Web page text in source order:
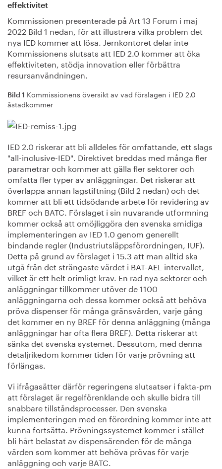
effektivitet
Kommissionen presenterade på Art 13 Forum i maj
2022 Bild 1 nedan, för att illustrera vilka problem det
nya IED kommer att lösa. Jernkontoret delar inte
Kommissionens slutsats att IED 2.0 kommer att öka
effektiviteten, stödja innovation eller förbättra
resursanvändningen.
Bild 1 Kommissionens översikt av vad förslagen i IED 2.0
åstadkommer
IED 2.0 riskerar att bli alldeles för omfattande, ett slags
"all-inclusive-IED". Direktivet breddas med många fler
parametrar och kommer att gälla fler sektorer och
omfatta fler typer av anläggningar. Det riskerar att
överlappa annan lagstiftning (Bild 2 nedan) och det
kommer att bli ett tidsödande arbete för revidering av
BREF och BATC. Förslaget i sin nuvarande utformning
kommer också att omöjliggöra den svenska smidiga
implementeringen av IED 1.0 genom generellt
bindande regler (Industriutsläppsförordningen, IUF).
Detta på grund av förslaget i 15.3 att man alltid ska
utgå från det strängaste värdet i BAT-AEL intervallet,
vilket är ett helt orimligt krav. En rad nya sektorer och
anläggningar tillkommer utöver de 1100
anläggningarna och dessa kommer också att behöva
pröva dispenser för många gränsvärden, varje gång
det kommer en ny BREF för denna anläggning (många
anläggningar har ofta flera BREF). Detta riskerar att
sänka det svenska systemet. Dessutom, med denna
detaljrikedom kommer tiden för varje prövning att
förlängas.
Vi ifrågasätter därför regeringens slutsatser i fakta-pm
att förslaget är regelförenklande och skulle bidra till
snabbare tillståndsprocesser. Den svenska
implementeringen med en förordning kommer inte att
kunna fortsätta. Prövningssystemet kommer i stället
bli hårt belastat av dispensärenden för de många
värden som kommer att behöva prövas för varje
anläggning och varje BATC.